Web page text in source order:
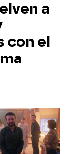
a
el